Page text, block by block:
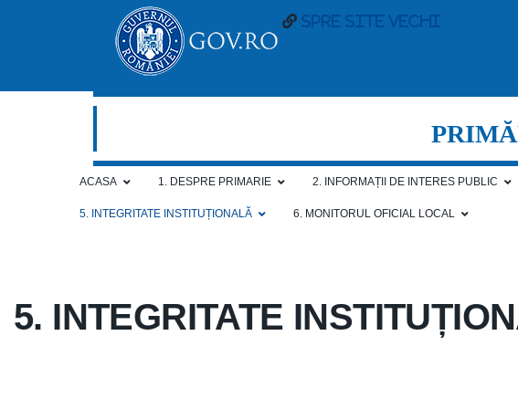
spre site vechi
ACASA 1. DESPRE PRIMARIE 2. INFORMAȚII DE INTERES PUBLIC
5. INTEGRITATE INSTITUȚIONALĂ 6. MONITORUL OFICIAL LOCAL
5. INTEGRITATE